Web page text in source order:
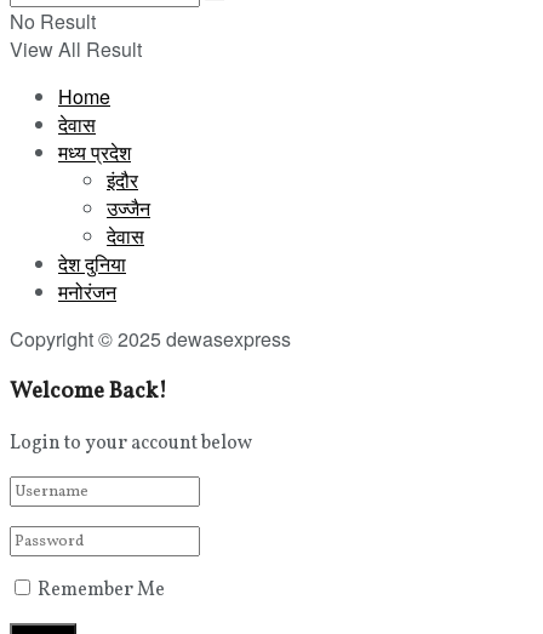
No Result
View All Result
Home
देवास
मध्य प्रदेश
इंदौर
उज्जैन
देवास
देश दुनिया
मनोरंजन
Copyright © 2025 dewasexpress
Welcome Back!
Login to your account below
Remember Me